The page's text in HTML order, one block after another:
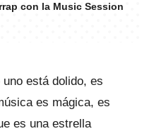
con la Music Session
está dolido, es
es mágica, es
es una estrella